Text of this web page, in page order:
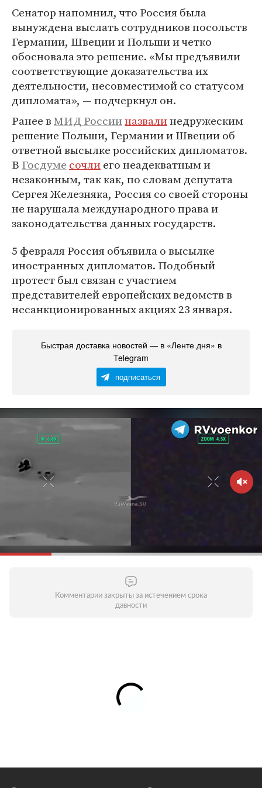
Сенатор напомнил, что Россия была
вынуждена выслать сотрудников посольств
Германии, Швеции и Польши и четко
обосновала это решение. «Мы предъявили
соответствующие доказательства их
деятельности, несовместимой со статусом
дипломата», — подчеркнул он.
Ранее вМИД Россииназвалинедружеским
решение Польши, Германии и Швеции об
ответной высылке российских дипломатов.
В Госдуме сочлиего неадекватным и
незаконным, так как, по словам депутата
Сергея Железняка, Россия со своей стороны
не нарушала международного права и
законодательства данных государств.
5 февраля Россия объявила о высылке
иностранных дипломатов. Подобный
протест был связан с участием
представителей европейских ведомств в
несанкционированных акциях 23 января.
Быстрая доставка новостей — в «Ленте дня» в
Telegram
подписаться
Комментарии закрыты за истечением срока
давности